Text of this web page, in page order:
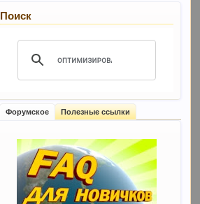
Поиск
Форумское Полезные ссылки